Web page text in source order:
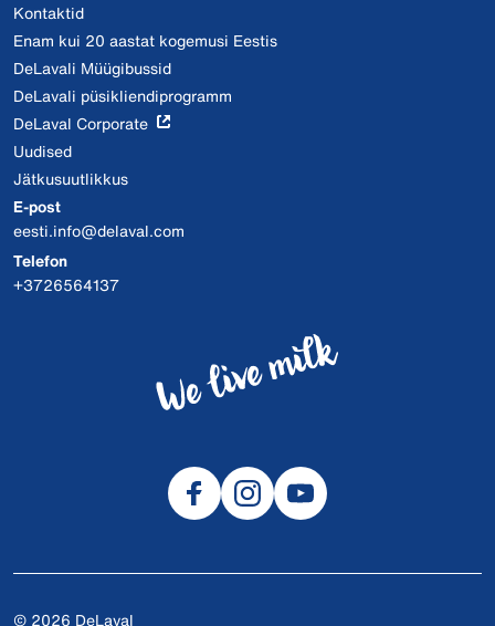
Kontaktid
Enam kui 20 aastat kogemusi Eestis
DeLavali Müügibussid
DeLavali püsikliendiprogramm
DeLaval Corporate
Uudised
Jätkusuutlikkus
E-post
eesti.info@delaval.com
Telefon
+3726564137
© 2026 DeLaval